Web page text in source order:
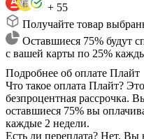
+ 55
Получайте товар
Оставшиеся 75% будут
с вашей карты по 25%
Подробнее об оплате Плайт
Что такое оплата Плайт?
безпроцентная рассрочка.
оставшиеся 75% вы
каждые 2 недели.
Есть ли переплата? Нет. Вы